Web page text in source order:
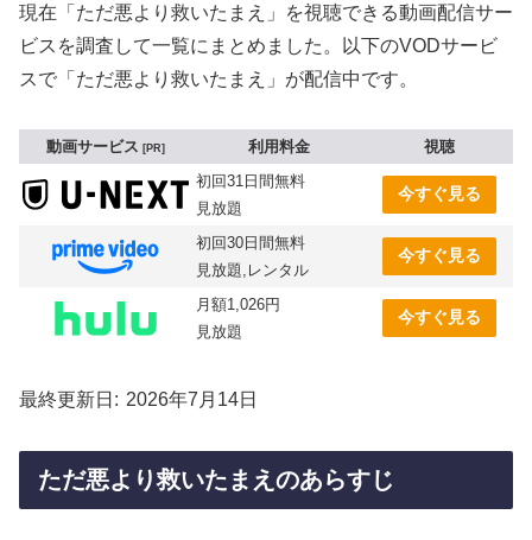
現在「ただ悪より救いたまえ」を視聴できる動画配信サー
ビスを調査して一覧にまとめました。以下のVODサービ
スで「ただ悪より救いたまえ」が配信中です。
動画サービス PR 利用料金
視聴
初回31日間無料
見放題
今すぐ見る
初回30日間無料
見放題,レンタル
今すぐ見る
月額1,026円
見放題
今すぐ見る
最終更新日 2026年7月14日
ただ悪より救いたまえのあらすじ